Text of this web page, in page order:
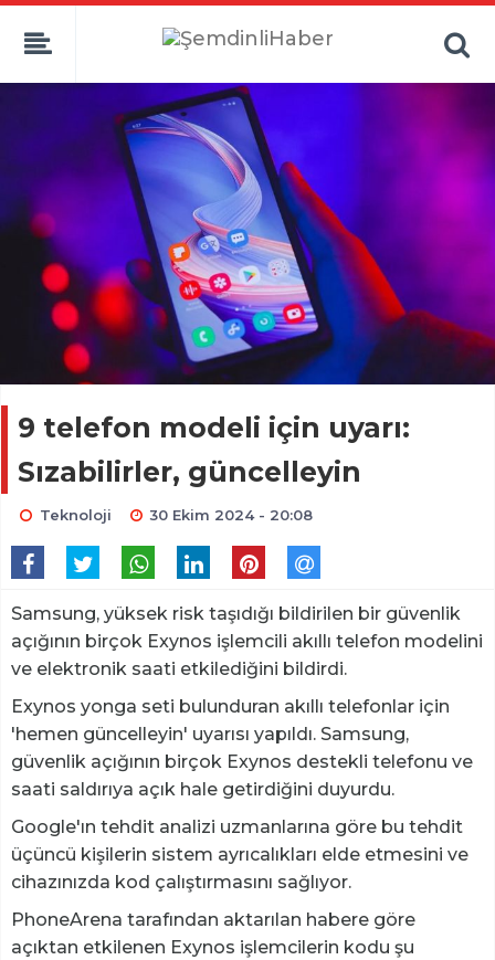
9 telefon modeli için uyarı:
Sızabilirler, güncelleyin
Teknoloji 30 Ekim 2024 - 20:08
Samsung, yüksek risk taşıdığı bildirilen bir güvenlik
açığının birçok Exynos işlemcili akıllı telefon modelini
ve elektronik saati etkilediğini bildirdi.
Exynos yonga seti bulunduran akıllı telefonlar için
'hemen güncelleyin' uyarısı yapıldı. Samsung,
güvenlik açığının birçok Exynos destekli telefonu ve
saati saldırıya açık hale getirdiğini duyurdu.
Google'ın tehdit analizi uzmanlarına göre bu tehdit
üçüncü kişilerin sistem ayrıcalıkları elde etmesini ve
cihazınızda kod çalıştırmasını sağlıyor.
PhoneArena tarafından aktarılan habere göre
açıktan etkilenen Exynos işlemcilerin kodu şu